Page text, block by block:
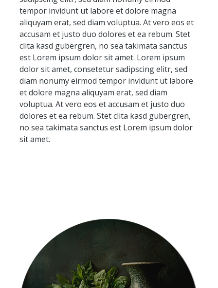
von 4-5 Wochen verabreichen. Nicht für
Vierbeiner mit Vorbelastung durch z.B.
Magengeschwüre geeignet. Als Alternative
evtl. Grünlipp-Muschelpulver verwenden.
Einzelfuttermittel für nicht gewerblich zur
späteren Erzeugung von Lebensmitteln
gehaltene Pferde (Hobby- , Reit- und
Sportpferde).
tempor invidunt ut labore et dolore magna
aliquyam erat, sed diam voluptua. At vero eos et
accusam et justo duo dolores et ea rebum. Stet
clita kasd gubergren, no sea takimata sanctus
est Lorem ipsum dolor sit amet. Lorem ipsum
dolor sit amet, consetetur sadipscing elitr, sed
diam nonumy eirmod tempor invidunt ut labore
et dolore magna aliquyam erat, sed diam
voluptua. At vero eos et accusam et justo duo
dolores et ea rebum. Stet clita kasd gubergren,
no sea takimata sanctus est Lorem ipsum dolor
sit amet.